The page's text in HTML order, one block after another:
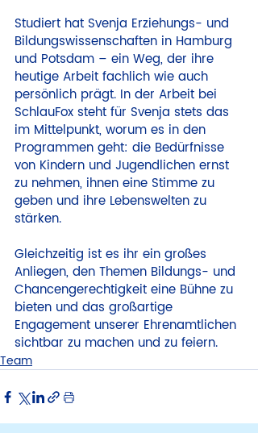
Studiert hat Svenja Erziehungs- und
Bildungswissenschaften in Hamburg
und Potsdam – ein Weg, der ihre
heutige Arbeit fachlich wie auch
persönlich prägt. In der Arbeit bei
SchlauFox steht für Svenja stets das
im Mittelpunkt, worum es in den
Programmen geht: die Bedürfnisse
von Kindern und Jugendlichen ernst
zu nehmen, ihnen eine Stimme zu
geben und ihre Lebenswelten zu
stärken.
Gleichzeitig ist es ihr ein großes
Anliegen, den Themen Bildungs- und
Chancengerechtigkeit eine Bühne zu
bieten und das großartige
Engagement unserer Ehrenamtlichen
sichtbar zu machen und zu feiern.
Team